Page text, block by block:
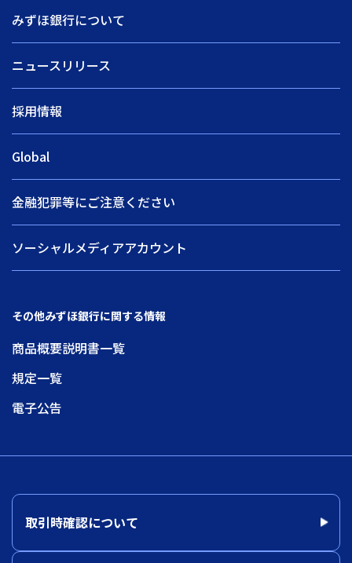
みずほ銀行について
ニュースリリース
採用情報
Global
金融犯罪等にご注意ください
ソーシャルメディアアカウント
その他みずほ銀行に関する情報
商品概要説明書一覧
規定一覧
電子公告
取引時確認について